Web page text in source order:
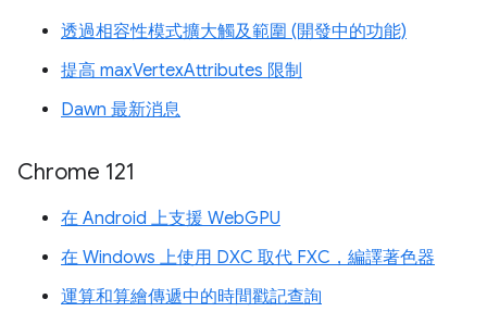
透過相容性模式擴大觸及範圍 (開發中的功能)
提高 maxVertexAttributes 限制
Dawn 最新消息
Chrome 121
在 Android 上支援 WebGPU
在 Windows 上使用 DXC 取代 FXC，編譯著色器
運算和算繪傳遞中的時間戳記查詢